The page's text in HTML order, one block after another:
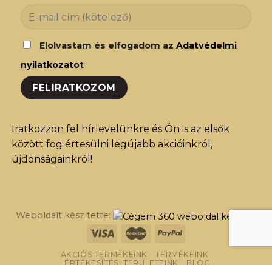
Elolvastam és elfogadom az Adatvédelmi
nyilatkozatot
Iratkozzon fel hírlevelünkre és Ön is az elsők
között fog értesülni legújabb akcióinkról,
újdonságainkról!
Weboldalt készítette:
AKCIÓS TERMÉKEINK
TERMÉKEINK
ÉRTÉKESÍTÉSI TERÜLETEINK
BLOG